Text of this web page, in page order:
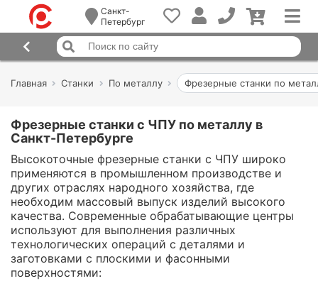
Санкт-
Петербург
Главная Станки По металлу Фрезерные станки по
Фрезерные станки с ЧПУ по металлу в
Санкт-Петербурге
Высокоточные фрезерные станки с ЧПУ широко
применяются в промышленном производстве и
других отраслях народного хозяйства, где
необходим массовый выпуск изделий высокого
качества. Современные обрабатывающие центры
используют для выполнения различных
технологических операций с деталями и
заготовками с плоскими и фасонными
поверхностями: